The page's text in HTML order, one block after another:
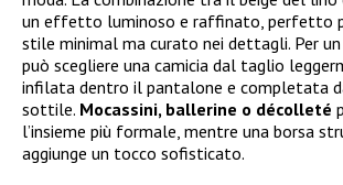
un effetto luminoso e raffinato, perfetto
stile minimal ma curato nei dettagli. Per
può scegliere una camicia dal taglio
infilata dentro il pantalone e completata
sottile. Mocassini, ballerine o décolleté
l’insieme più formale, mentre una borsa
aggiunge un tocco sofisticato.